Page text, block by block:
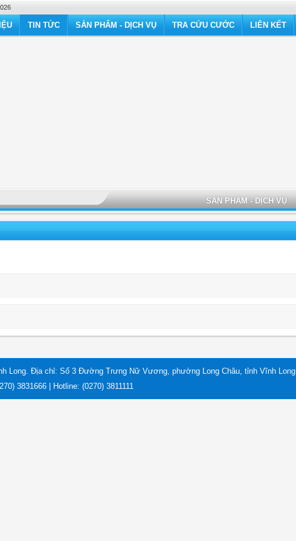
TIN TỨC SẢN PHẨM - DỊCH VỤ TRA CỨU CƯỚC LIÊN KẾT
SẢN PHẨM - DỊCH VỤ
Long. Địa chỉ: Số 3 Đường Trưng Nữ Vương, phường Long Châu, tỉnh Vĩnh Long
3831666 | Hotline: (0270) 3811111